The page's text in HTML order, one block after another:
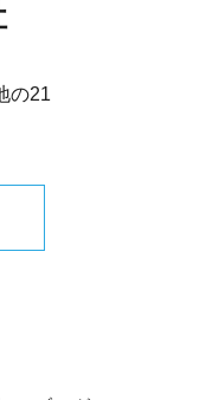
の21